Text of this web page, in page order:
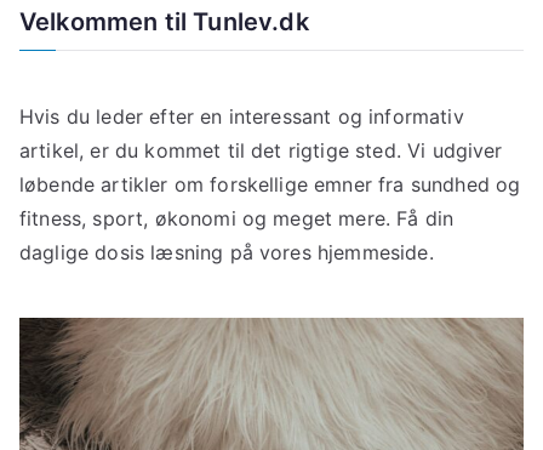
Velkommen til Tunlev.dk
Hvis du leder efter en interessant og informativ
artikel, er du kommet til det rigtige sted. Vi udgiver
løbende artikler om forskellige emner fra sundhed og
fitness, sport, økonomi og meget mere. Få din
daglige dosis læsning på vores hjemmeside.